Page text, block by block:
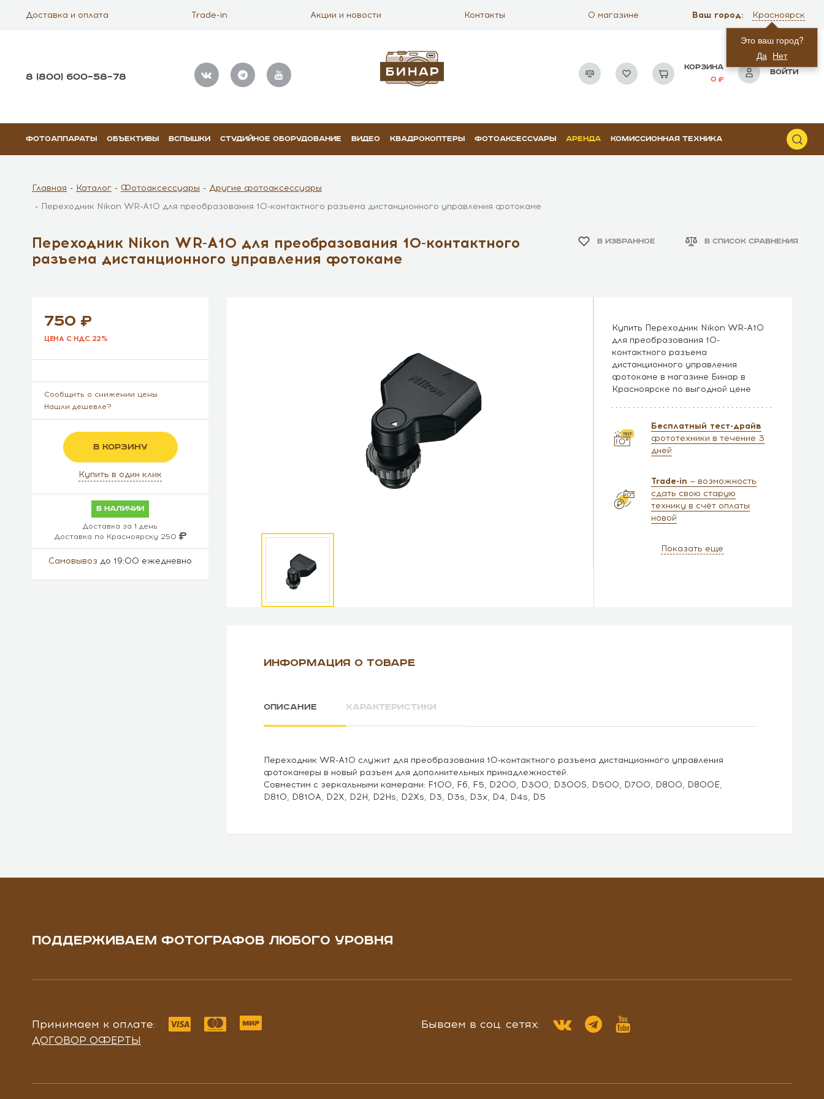
Доставка и оплата Trade-in Акции и новости Контакты О магазине Ваш город:
Это ваш город?
Да Нет
Красноярск
8 (800) 600–58–78
КОРЗИНА
0
ВОЙТИ
ФОТОАППАРАТЫ ОБЪЕКТИВЫ ВСПЫШКИ СТУДИЙНОЕ ОБОРУДОВАНИЕ ВИДЕО КВАДРОКОПТЕРЫ ФОТОАКСЕССУАРЫ АРЕНДА КОМИССИОННАЯ ТЕХНИКА
Главная Каталог Фотоаксессуары
Другие фотоаксессуары
Переходник Nikon WR-A10 для преобразования 10-контактного разъема дистанционного управления фотокаме
Переходник Nikon WR-A10 для преобразования 10-контактного
разъема дистанционного управления фотокаме
В ИЗБРАННОЕ В СПИСОК СРАВНЕНИЯ
750
ЦЕНА С НДС 22%
Сообщить о снижении цены
Нашли дешевле?
В КОРЗИНУ
Купить в один клик
в наличии
Доставка за 1 день
Доставка по Красноярску 250
Самовывоз до 19:00 ежедневно
Купить Переходник Nikon WR-A10
для преобразования 10-
контактного разъема
дистанционного управления
фотокаме в магазине Бинар в
Красноярске по выгодной цене
Бесплатный тест-драйв
фототехники в течение 3
дней
Trade-in — возможность
сдать свою старую
технику в счёт оплаты
новой
Показать еще
ИНФОРМАЦИЯ О ТОВАРЕ
ОПИСАНИЕ ХАРАКТЕРИСТИКИ
Переходник WR-A10 служит для преобразования 10-контактного разъема дистанционного управления
фотокамеры в новый разъем для дополнительных принадлежностей.
Совместим с зеркальными камерами: F100, F6, F5, D200, D300, D300S, D500, D700, D800, D800E,
D810, D810A, D2X, D2H, D2Hs, D2Xs, D3, D3s, D3x, D4, D4s, D5
ПОДДЕРЖИВАЕМ ФОТОГРАФОВ ЛЮБОГО УРОВНЯ
Принимаем к оплате: Бываем в соц. сетях:
ДОГОВОР ОФЕРТЫ